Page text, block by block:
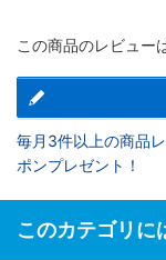
この商品のレビュー
毎月3件以上の商品
ポンプレゼント！
このカテゴリに